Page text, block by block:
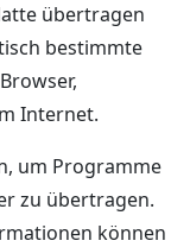
übertragen
bestimmte
Internet.
um Programme
zu übertragen.
können